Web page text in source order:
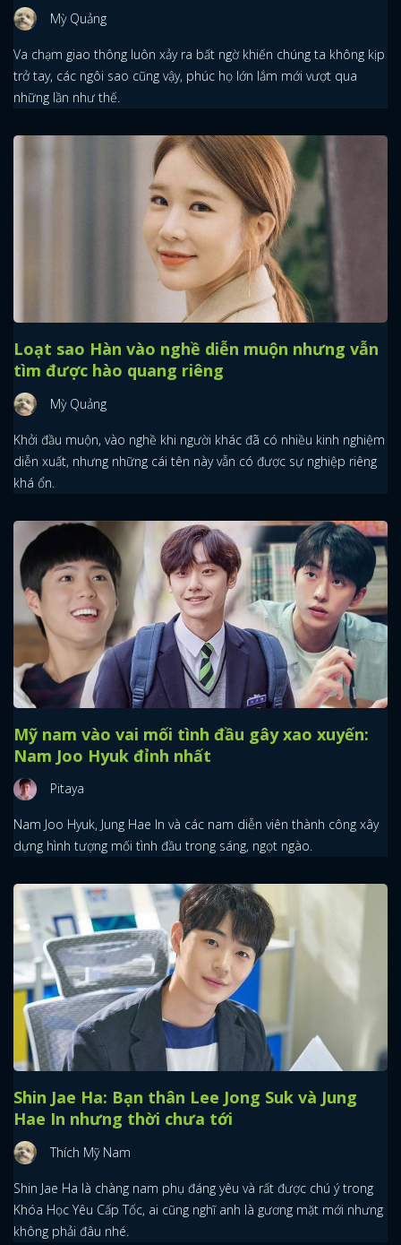
Mỳ Quảng
Va chạm giao thông luôn xảy ra bất ngờ khiến chúng ta không kịp
trở tay, các ngôi sao cũng vậy, phúc họ lớn lắm mới vượt qua
những lần như thế.
Loạt sao Hàn vào nghề diễn muộn nhưng vẫn
tìm được hào quang riêng
Mỳ Quảng
Khởi đầu muộn, vào nghề khi người khác đã có nhiều kinh nghiệm
diễn xuất, nhưng những cái tên này vẫn có được sự nghiệp riêng
khá ổn.
Mỹ nam vào vai mối tình đầu gây xao xuyến:
Nam Joo Hyuk đỉnh nhất
Pitaya
Nam Joo Hyuk, Jung Hae In và các nam diễn viên thành công xây
dựng hình tượng mối tình đầu trong sáng, ngọt ngào.
Shin Jae Ha: Bạn thân Lee Jong Suk và Jung
Hae In nhưng thời chưa tới
Thích Mỹ Nam
Shin Jae Ha là chàng nam phụ đáng yêu và rất được chú ý trong
Khóa Học Yêu Cấp Tốc, ai cũng nghĩ anh là gương mặt mới nhưng
không phải đâu nhé.